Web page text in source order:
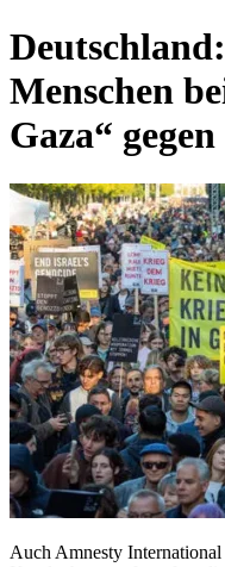
Menschen
Gaza“
Auch Amnesty